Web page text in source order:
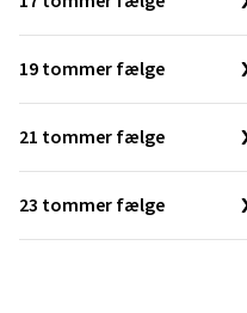
19 tommer fælge
21 tommer fælge
23 tommer fælge